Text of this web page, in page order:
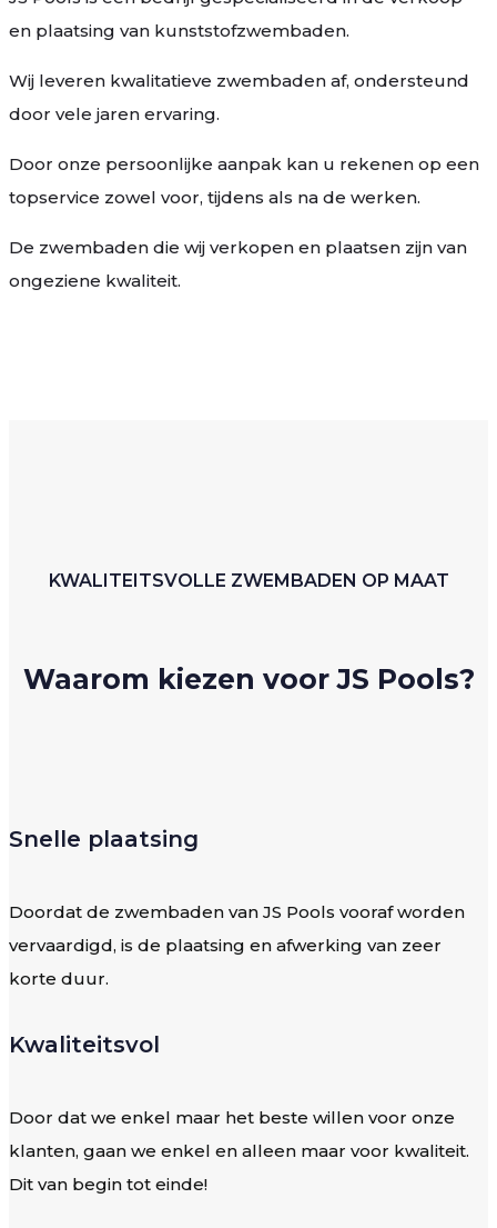
en plaatsing van kunststofzwembaden.
Wij leveren kwalitatieve zwembaden af, ondersteund
door vele jaren ervaring.
Door onze persoonlijke aanpak kan u rekenen op een
topservice zowel voor, tijdens als na de werken.
De zwembaden die wij verkopen en plaatsen zijn van
ongeziene kwaliteit.
KWALITEITSVOLLE ZWEMBADEN OP MAAT
Waarom kiezen voor JS Pools?
Snelle plaatsing
Doordat de zwembaden van JS Pools vooraf worden
vervaardigd, is de plaatsing en afwerking van zeer
korte duur.
Kwaliteitsvol
Door dat we enkel maar het beste willen voor onze
klanten, gaan we enkel en alleen maar voor kwaliteit.
Dit van begin tot einde!